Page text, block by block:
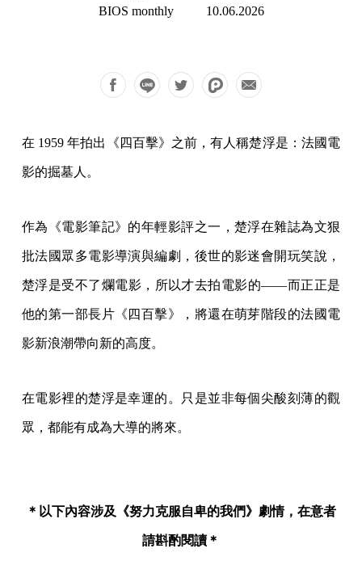
BIOS monthly 10.06.2026
在 1959 年拍出《四百擊》之前，有人稱楚浮是：法國電
影的掘墓人。
作為《電影筆記》的年輕影評之一，楚浮在雜誌為文狠
批法國眾多電影導演與編劇，後世的影迷會開玩笑說，
楚浮是受不了爛電影，所以才去拍電影的——而正正是
他的第一部長片《四百擊》，將還在萌芽階段的法國電
影新浪潮帶向新的高度。
在電影裡的楚浮是幸運的。只是並非每個尖酸刻薄的觀
眾，都能有成為大導的將來。
＊以下內容涉及《努力克服自卑的我們》劇情，在意者
請斟酌閱讀＊